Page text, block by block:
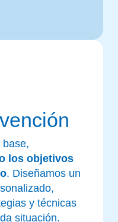
base,
los objetivos
. Diseñamos un
y técnicas
situación.